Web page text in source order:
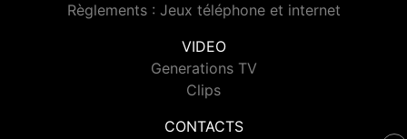
Règlements : Jeux téléphone et internet
VIDEO
Generations TV
Clips
CONTACTS